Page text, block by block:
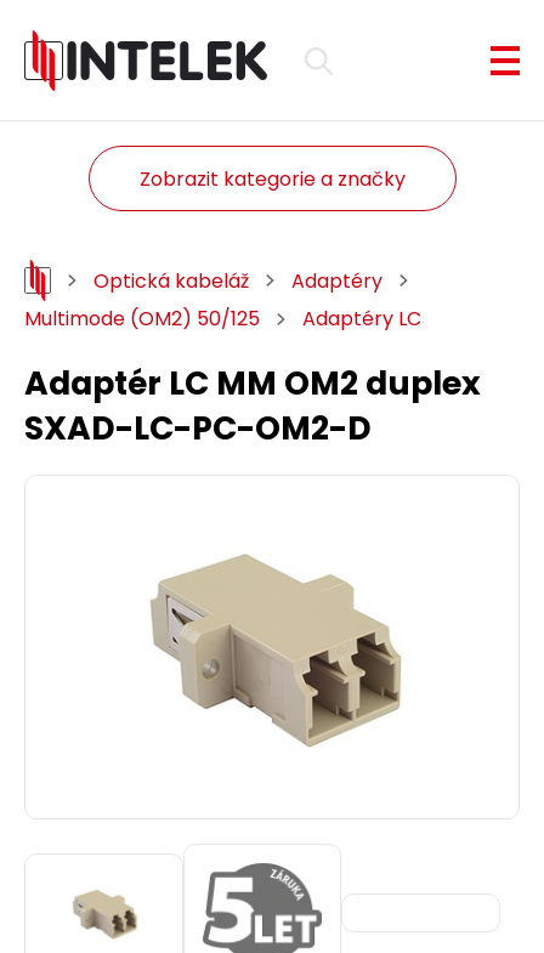
Zobrazit kategorie a značky
Optická kabeláž
Adaptéry
Multimode (OM2) 50/125
Adaptéry LC
Adaptér LC MM OM2 duplex
SXAD-LC-PC-OM2-D